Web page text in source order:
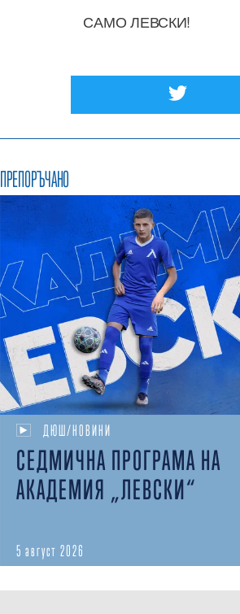
САМО ЛЕВСКИ!
ПРЕПОРЪЧАНО
ДЮШ/НОВИНИ
СЕДМИЧНА ПРОГРАМА НА
АКАДЕМИЯ „ЛЕВСКИ“
5 август 2026